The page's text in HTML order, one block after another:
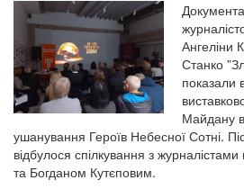
Ангеліни
Станко
показали
Майдану
ушанування Героїв Небесної Сотні.
відбулося спілкування з
та Богданом Кутєповим.